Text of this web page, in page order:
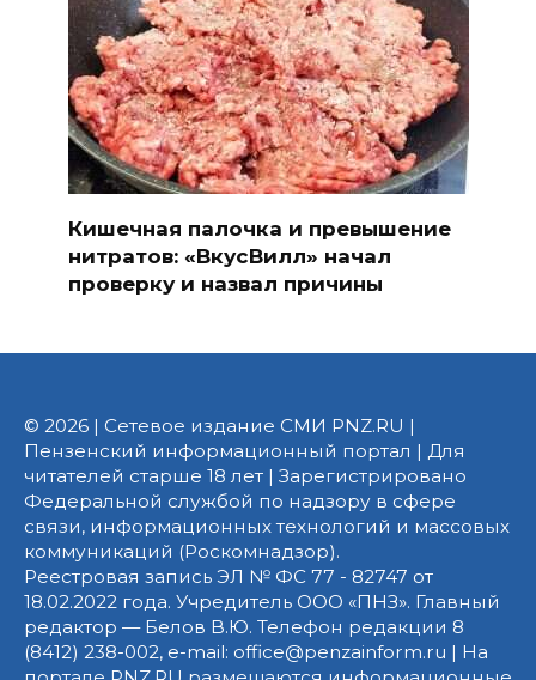
Кишечная палочка и превышение
нитратов: «ВкусВилл» начал
проверку и назвал причины
© 2026 | Сетевое издание СМИ PNZ.RU |
Пензенский информационный портал | Для
читателей старше 18 лет | Зарегистрировано
Федеральной службой по надзору в сфере
связи, информационных технологий и массовых
коммуникаций (Роскомнадзор).
Реестровая запись ЭЛ № ФС 77 - 82747 от
18.02.2022 года. Учредитель ООО «ПНЗ». Главный
редактор — Белов В.Ю. Телефон редакции 8
(8412) 238-002, e-mail: office@penzainform.ru | На